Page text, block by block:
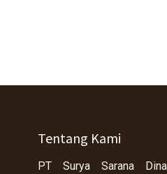
Tentang Kami
PT Surya Sarana